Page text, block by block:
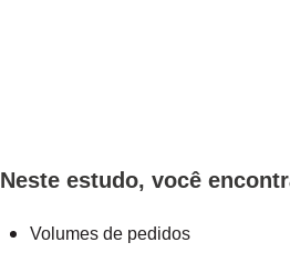
Neste estudo, você
Volumes de pedidos